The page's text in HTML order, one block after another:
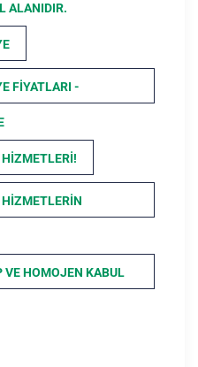
ALANIDIR.
FIYATLARI -
VE HOMOJEN KABUL